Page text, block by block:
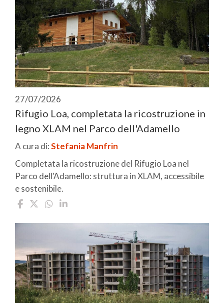
27/07/2026
Rifugio Loa, completata la ricostruzione in
legno XLAM nel Parco dell'Adamello
A cura di:Stefania Manfrin
Completata la ricostruzione del Rifugio Loa nel
Parco dell'Adamello: struttura in XLAM, accessibile
e sostenibile.